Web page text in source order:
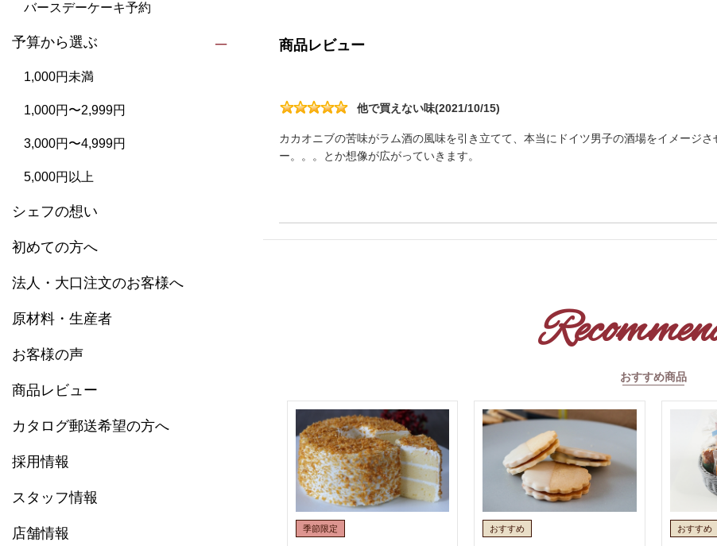
バースデーケーキ予約
予算から選ぶ
1,000円未満
1,000円〜2,999円
3,000円〜4,999円
5,000円以上
シェフの想い
初めての方へ
法人・大口注文のお客様へ
原材料・生産者
お客様の声
商品レビュー
カタログ郵送希望の方へ
採用情報
スタッフ情報
店舗情報
商品レビュー
他で買えない味(2021/10/15)
カカオニブの苦味がラム酒の風味を引き立てて、本当にドイツ男子の酒場をイメージ
ー。。。とか想像が広がっていきます。
おすすめ商品